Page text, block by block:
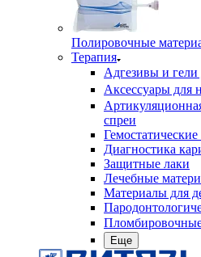
Полировочные
Терапия
Адгезивы и гели
Аксессуары для
спреи
Диагностика
Защитные лаки
Лечебные
Материалы для
Еще